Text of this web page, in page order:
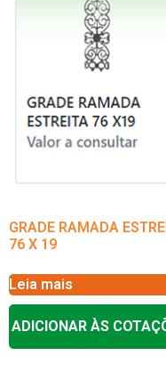
GRADE RAMADA
76 X 19
Leia mais
ADICIONAR ÀS